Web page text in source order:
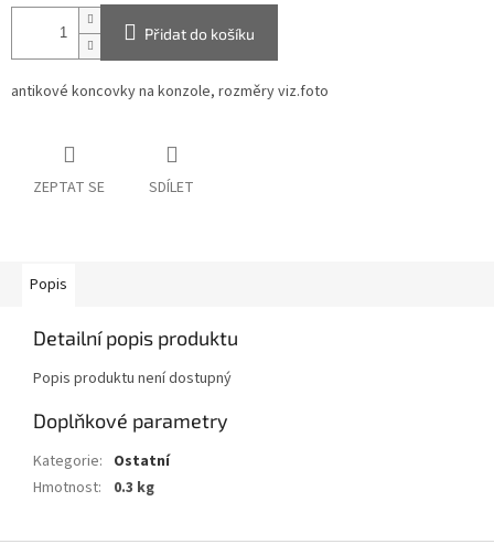
Přidat do košíku
antikové koncovky na konzole, rozměry viz.foto
ZEPTAT SE SDÍLET
Popis
Detailní popis produktu
Popis produktu není dostupný
Doplňkové parametry
Kategorie: Ostatní
Hmotnost: 0.3 kg